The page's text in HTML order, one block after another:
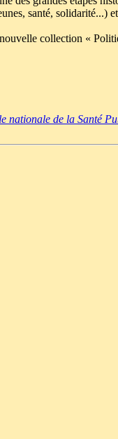
santé, solidarité...)
collection «
nationale de la Santé